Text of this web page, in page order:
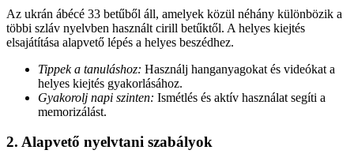
Az ukrán ábécé 33 betűből áll, amelyek közül néhány különbözik a
többi szláv nyelvben használt cirill betűktől. A helyes kiejtés
elsajátítása alapvető lépés a helyes beszédhez.
Tippek a tanuláshoz: Használj hanganyagokat és videókat a
helyes kiejtés gyakorlásához.
Gyakorolj napi szinten: Ismétlés és aktív használat segíti a
memorizálást.
2. Alapvető nyelvtani szabályok